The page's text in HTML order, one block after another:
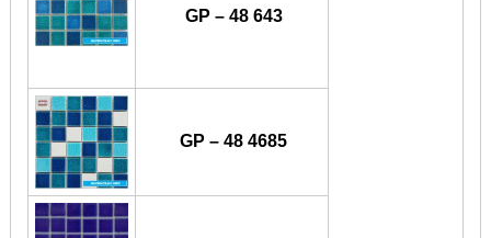
GP – 48 643
GP – 48 4685